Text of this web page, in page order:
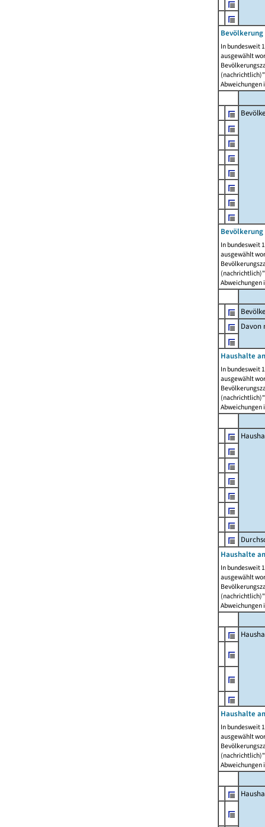
In bundesweit
ausgewählt
Abweichungen
In bundesweit
ausgewählt
Abweichungen
Davon
Haushalte
In bundesweit
ausgewählt
Abweichungen
Haushalte
In bundesweit
ausgewählt
Abweichungen
Haushalte
In bundesweit
ausgewählt
Abweichungen